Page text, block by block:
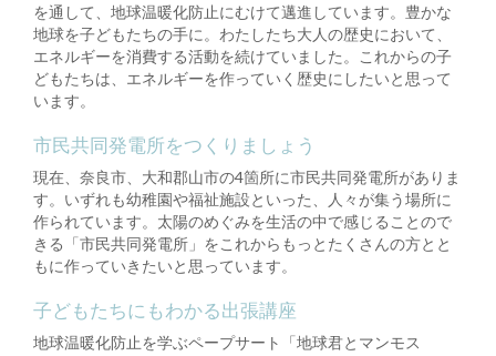
を通して、地球温暖化防止にむけて邁進しています。豊かな
地球を子どもたちの手に。わたしたち大人の歴史において、
エネルギーを消費する活動を続けていました。これからの子
どもたちは、エネルギーを作っていく歴史にしたいと思って
います。
市民共同発電所をつくりましょう
現在、奈良市、大和郡山市の4箇所に市民共同発電所がありま
す。いずれも幼稚園や福祉施設といった、人々が集う場所に
作られています。太陽のめぐみを生活の中で感じることので
きる「市民共同発電所」をこれからもっとたくさんの方とと
もに作っていきたいと思っています。
子どもたちにもわかる出張講座
地球温暖化防止を学ぶペープサート「地球君とマンモス